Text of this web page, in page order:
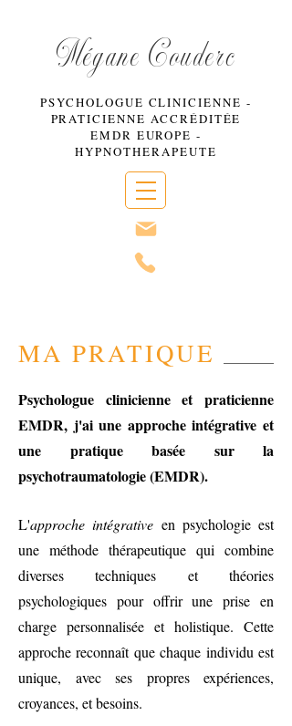
Mégane Couderc
PSYCHOLOGUE CLINICIENNE -
PRATICIENNE ACCRÉDITÉE
EMDR EUROPE -
HYPNOTHERAPEUTE
MA PRATIQUE
Psychologue clinicienne et praticienne
EMDR, j'ai une approche intégrative et
une pratique basée sur la
psychotraumatologie (EMDR).
L'approche intégrative en psychologie est
une méthode thérapeutique qui combine
diverses techniques et théories
psychologiques pour offrir une prise en
charge personnalisée et holistique. Cette
approche reconnaît que chaque individu est
unique, avec ses propres expériences,
croyances, et besoins.